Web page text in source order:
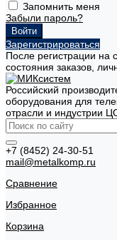
Запомнить меня
Забыли пароль?
Зарегистрироваться
После регистрации на
состояния заказов,
Российский
оборудования для
отрасли и индустрии
+7 (8452) 24-30-51
mail@metalkomp.ru
Сравнение
Избранное
Корзина